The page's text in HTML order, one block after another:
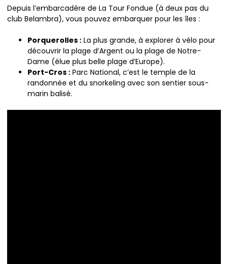
Depuis l’embarcadère de La Tour Fondue (à deux pas du
club Belambra), vous pouvez embarquer pour les îles :
Porquerolles : La plus grande, à explorer à vélo pour
découvrir la plage d’Argent ou la plage de Notre-
Dame (élue plus belle plage d’Europe).
Port-Cros : Parc National, c’est le temple de la
randonnée et du snorkeling avec son sentier sous-
marin balisé.